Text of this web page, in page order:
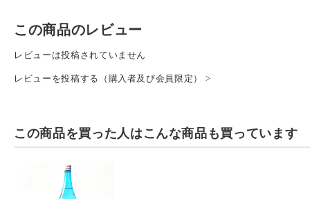
この商品のレビュー
レビューは投稿されていません
レビューを投稿する（購入者及び会員限定） >
この商品を買った人は こんな商品も買っています